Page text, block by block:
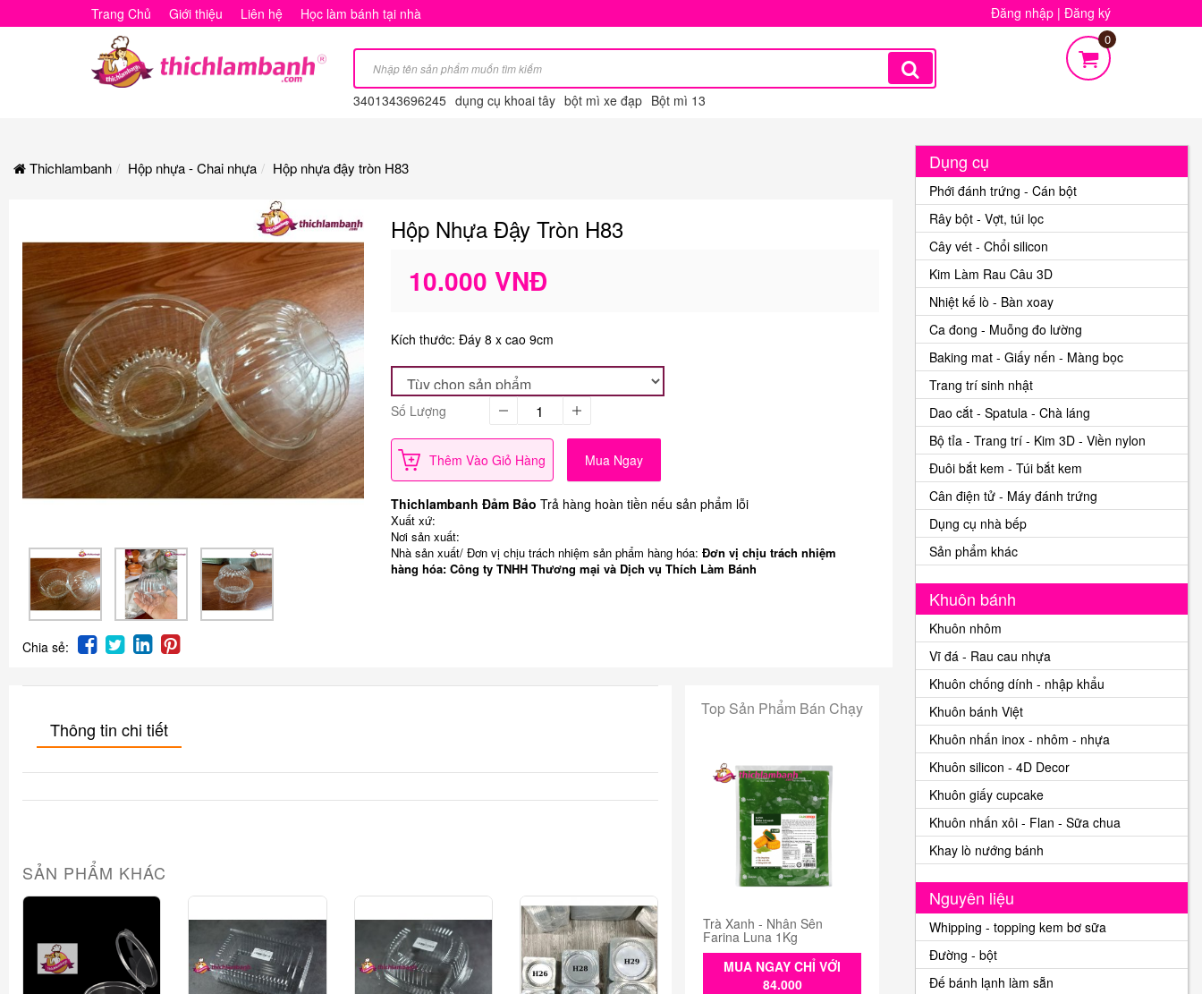
Hộp
H83
Trang Chủ Giới thiệu Liên hệ Học làm bánh tại nhà Đăng nhập | Đăng ký
3401343696245 dụng cụ khoai tây bột mì xe đạp Bột mì 13
0
Thichlambanh Hộp nhựa - Chai nhựa Hộp nhựa đậy tròn H83
Chia sẻ:
Hộp Nhựa Đậy Tròn H83
10.000 VNĐ
Kích thước: Đáy 8 x cao 9cm
Số Lượng
Thêm Vào Giỏ Hàng Mua Ngay
Thichlambanh Đảm Bảo Trả hàng hoàn tiền nếu sản phẩm lỗi
Xuất xứ:
Nơi sản xuất:
Nhà sản xuất/ Đơn vị chịu trách nhiệm sản phẩm hàng hóa: Đơn vị chịu trách nhiệm
hàng hóa: Công ty TNHH Thương mại và Dịch vụ Thích Làm Bánh
Thông tin chi tiết
SẢN PHẨM KHÁC
Top Sản Phẩm Bán Chạy
Trà Xanh - Nhân Sên
Farina Luna 1Kg
MUA NGAY CHỈ VỚI
84.000
Dụng cụ
Phới đánh trứng - Cán bột
Rây bột - Vợt, túi lọc
Cây vét - Chổi silicon
Kim Làm Rau Câu 3D
Nhiệt kế lò - Bàn xoay
Ca đong - Muỗng đo lường
Baking mat - Giấy nến - Màng bọc
Trang trí sinh nhật
Dao cắt - Spatula - Chà láng
Bộ tỉa - Trang trí - Kim 3D - Viền nylon
Đuôi bắt kem - Túi bắt kem
Cân điện tử - Máy đánh trứng
Dụng cụ nhà bếp
Sản phẩm khác
Khuôn bánh
Khuôn nhôm
Vĩ đá - Rau cau nhựa
Khuôn chống dính - nhập khẩu
Khuôn bánh Việt
Khuôn nhấn inox - nhôm - nhựa
Khuôn silicon - 4D Decor
Khuôn giấy cupcake
Khuôn nhấn xôi - Flan - Sữa chua
Khay lò nướng bánh
Nguyên liệu
Whipping - topping kem bơ sữa
Đường - bột
Đế bánh lạnh làm sẵn